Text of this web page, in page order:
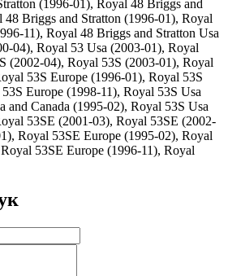
(1996-01), Royal 48 Briggs and
48 Briggs and Stratton (1996-01), Royal
11), Royal 48 Briggs and Stratton Usa
04), Royal 53 Usa (2003-01), Royal
(2002-04), Royal 53S (2003-01), Royal
53S Europe (1996-01), Royal 53S
Europe (1998-11), Royal 53S Usa
and Canada (1995-02), Royal 53S Usa
53SE (2001-03), Royal 53SE (2002-
Royal 53SE Europe (1995-02), Royal
53SE Europe (1996-11), Royal